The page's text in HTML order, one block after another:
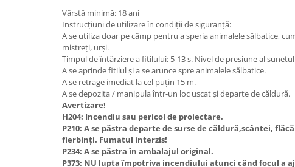
Vârstă minimă: 18 ani
Instrucțiuni de utilizare în condiții de siguranță:
A se utiliza doar pe câmp pentru a speria animalele sălbatice,
mistreți, urși.
Timpul de întârziere a fitilului: 5-13 s. Nivel de presiune al
A se aprinde fitilul și a se arunce spre animalele sălbatice.
A se retrage imediat la cel puțin 15 m.
A se depozita / manipula într-un loc uscat și departe de căldură.
Avertizare!
H204: Incendiu sau pericol de proiectare.
P210: A se păstra departe de surse de căldură,scântei,
fierbinți. Fumatul interzis!
P234: A se păstra în ambalajul original.
P373: NU lupta împotriva incendiului atunci când focul a